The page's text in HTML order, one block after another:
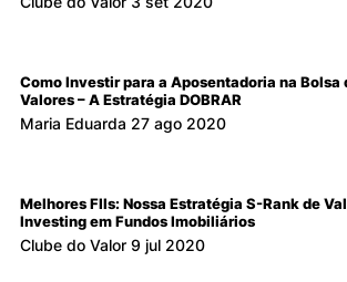
Como Investir para a Aposentadoria na Bolsa
Valores – A Estratégia DOBRAR
Maria Eduarda 27 ago 2020
Melhores FIIs: Nossa Estratégia S-Rank de
Investing em Fundos Imobiliários
Clube do Valor 9 jul 2020